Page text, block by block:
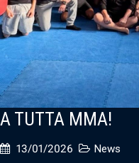
A TUTTA MMA!
13/01/2026 News